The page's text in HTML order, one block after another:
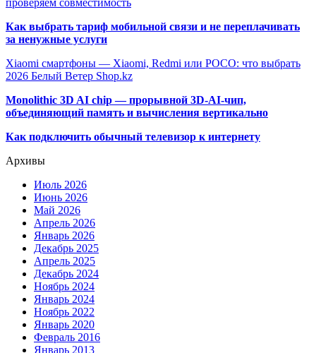
Как выбрать тариф мобильной связи и не переплачивать
за ненужные услуги
Xiaomi смартфоны — Xiaomi, Redmi или POCO: что выбрать
2026 Белый Ветер Shop.kz
Monolithic 3D AI chip — прорывной 3D-AI-чип,
объединяющий память и вычисления вертикально
Как подключить обычный телевизор к интернету
Архивы
Июль 2026
Июнь 2026
Май 2026
Апрель 2026
Январь 2026
Декабрь 2025
Апрель 2025
Декабрь 2024
Ноябрь 2024
Январь 2024
Ноябрь 2022
Январь 2020
Февраль 2016
Январь 2013